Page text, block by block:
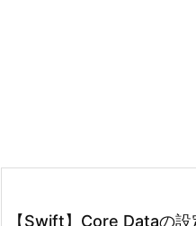
【Swift】Core Dataの